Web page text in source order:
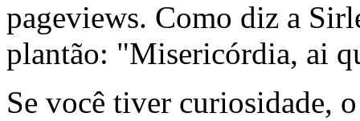
pageviews. Como diz a
plantão: "Misericórdia, ai
Se você tiver curiosidade,